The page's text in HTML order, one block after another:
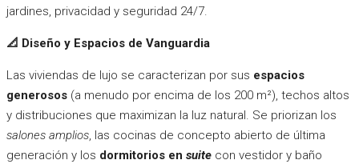
jardines, privacidad y seguridad 24/7.
📐 Diseño y Espacios de Vanguardia
Las viviendas de lujo se caracterizan por sus espacios
generosos (a menudo por encima de los 200 m²), techos altos
y distribuciones que maximizan la luz natural. Se priorizan los
salones amplios, las cocinas de concepto abierto de última
generación y los dormitorios en suite con vestidor y baño